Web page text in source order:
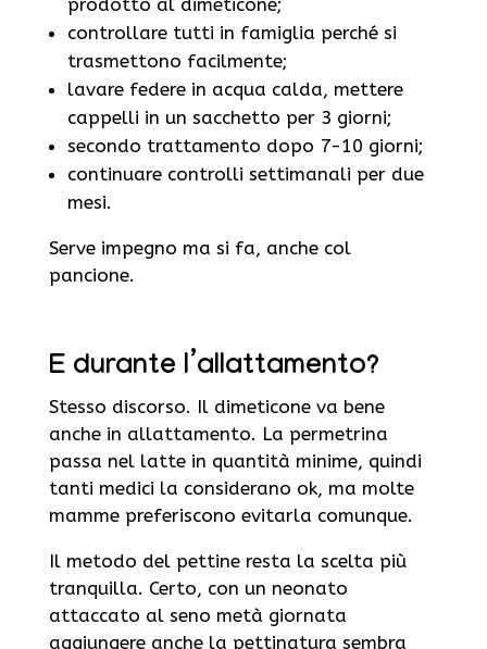
prodotto al dimeticone;
controllare tutti in famiglia perché si
trasmettono facilmente;
lavare federe in acqua calda, mettere
cappelli in un sacchetto per 3 giorni;
secondo trattamento dopo 7-10 giorni;
continuare controlli settimanali per due
mesi.
Serve impegno ma si fa, anche col
pancione.
E durante l’allattamento?
Stesso discorso. Il dimeticone va bene
anche in allattamento. La permetrina
passa nel latte in quantità minime, quindi
tanti medici la considerano ok, ma molte
mamme preferiscono evitarla comunque.
Il metodo del pettine resta la scelta più
tranquilla. Certo, con un neonato
attaccato al seno metà giornata
aggiungere anche la pettinatura sembra